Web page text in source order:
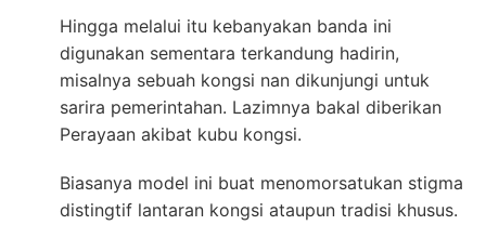
Hingga melalui itu kebanyakan banda ini
digunakan sementara terkandung hadirin,
misalnya sebuah kongsi nan dikunjungi untuk
sarira pemerintahan. Lazimnya bakal diberikan
Perayaan akibat kubu kongsi.
Biasanya model ini buat menomorsatukan stigma
distingtif lantaran kongsi ataupun tradisi khusus.